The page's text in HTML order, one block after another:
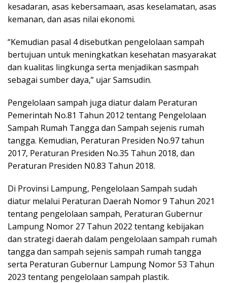
kesadaran, asas kebersamaan, asas keselamatan, asas
kemanan, dan asas nilai ekonomi.
“Kemudian pasal 4 disebutkan pengelolaan sampah
bertujuan untuk meningkatkan kesehatan masyarakat
dan kualitas lingkunga serta menjadikan sasmpah
sebagai sumber daya,” ujar Samsudin.
Pengelolaan sampah juga diatur dalam Peraturan
Pemerintah No.81 Tahun 2012 tentang Pengelolaan
Sampah Rumah Tangga dan Sampah sejenis rumah
tangga. Kemudian, Peraturan Presiden No.97 tahun
2017, Peraturan Presiden No.35 Tahun 2018, dan
Peraturan Presiden N0.83 Tahun 2018.
Di Provinsi Lampung, Pengelolaan Sampah sudah
diatur melalui Peraturan Daerah Nomor 9 Tahun 2021
tentang pengelolaan sampah, Peraturan Gubernur
Lampung Nomor 27 Tahun 2022 tentang kebijakan
dan strategi daerah dalam pengelolaan sampah rumah
tangga dan sampah sejenis sampah rumah tangga
serta Peraturan Gubernur Lampung Nomor 53 Tahun
2023 tentang pengelolaan sampah plastik.